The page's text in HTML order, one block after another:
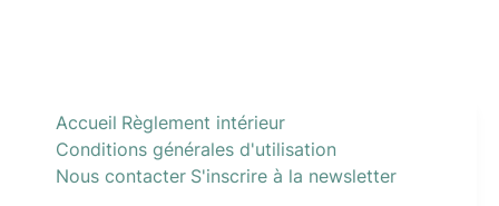
Accueil Règlement intérieur
Conditions générales d'utilisation
Nous contacter S'inscrire à la newsletter